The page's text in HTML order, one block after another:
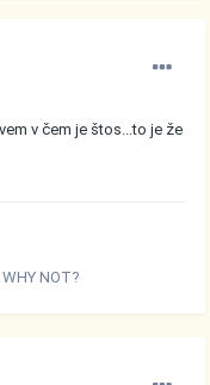
v čem je štos...to je že
NOT?